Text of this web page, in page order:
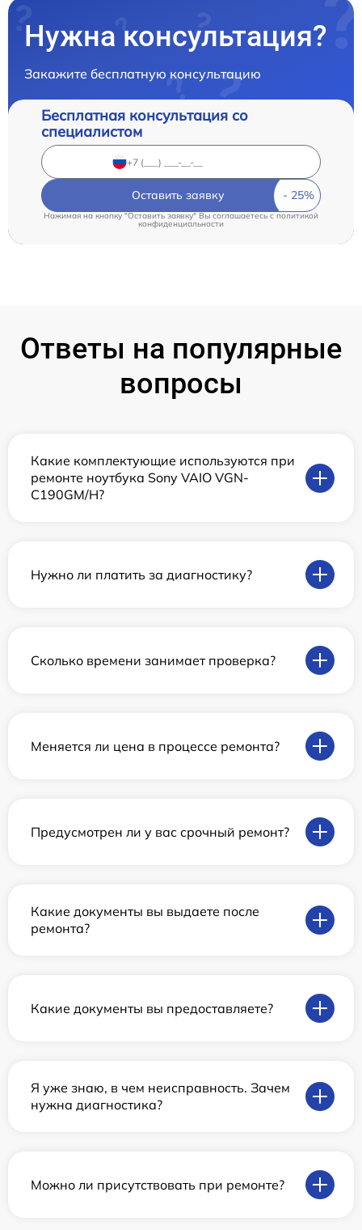
Нужна консультация?
Закажите бесплатную консультацию
Бесплатная консультация со
специалистом
Оставить заявку
Нажимая на кнопку "Оставить заявку" Вы соглашаетесь cполитикой
конфиденциальности
Ответы на популярные
вопросы
Какие комплектующие используются при
ремонте ноутбука Sony VAIO VGN-
C190GM/H?
Нужно ли платить за диагностику?
Сколько времени занимает проверка?
Меняется ли цена в процессе ремонта?
Предусмотрен ли у вас срочный ремонт?
Какие документы вы выдаете после
ремонта?
Какие документы вы предоставляете?
Я уже знаю, в чем неисправность. Зачем
нужна диагностика?
Можно ли присутствовать при ремонте?